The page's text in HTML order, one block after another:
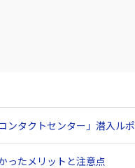
ンタクトセンター」潜入ルポ
ったメリットと注意点